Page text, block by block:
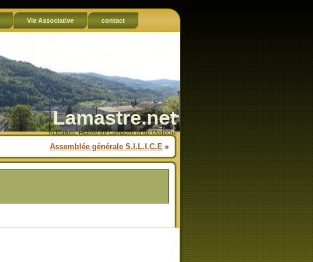
Vie Associative contact
Lamastre.net
Actualités, Histoire de Lamastre et de l'Ardèche
Assemblée générale S.I.L.I.C.E »